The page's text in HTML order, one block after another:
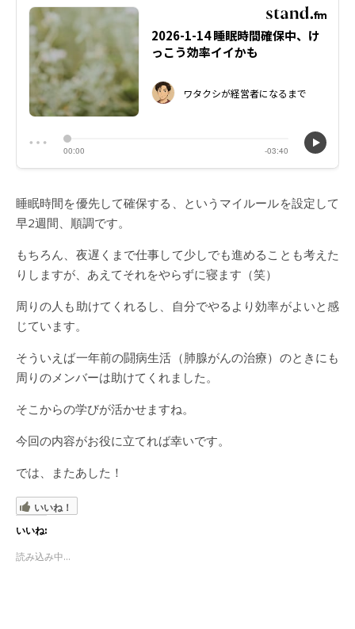
睡眠時間を優先して確保する、というマイルールを設定して
早2週間、順調です。
もちろん、夜遅くまで仕事して少しでも進めることも考えた
りしますが、あえてそれをやらずに寝ます（笑）
周りの人も助けてくれるし、自分でやるより効率がよいと感
じています。
そういえば一年前の闘病生活（肺腺がんの治療）のときにも
周りのメンバーは助けてくれました。
そこからの学びが活かせますね。
今回の内容がお役に立てれば幸いです。
では、またあした！
いいね！
いいね:
読み込み中...